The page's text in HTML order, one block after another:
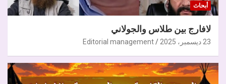
أبحاث
لافارج بين طلاس والجولاني
23 ديسمبر، 2025 Editorial management